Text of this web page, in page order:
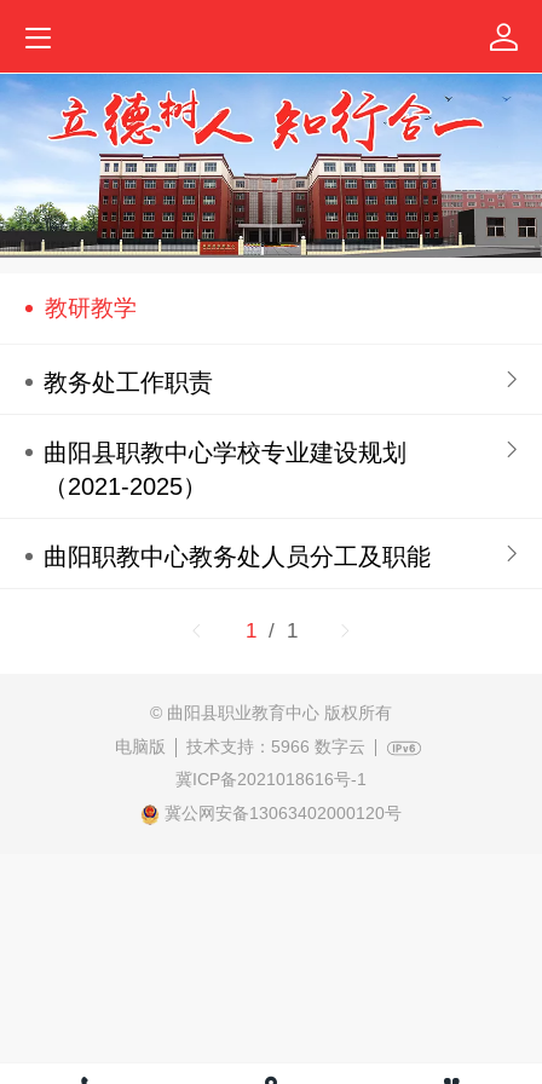
教研教学
教务处工作职责
曲阳县职教中心学校专业建设规划
（2021-2025）
曲阳职教中心教务处人员分工及职能
1 / 1
© 曲阳县职业教育中心 版权所有
电脑版
技术支持： 5966 数字云
冀ICP备2021018616号-1
冀公网安备13063402000120号